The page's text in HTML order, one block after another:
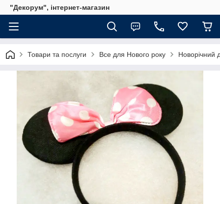
"Декорум", інтернет-магазин
Товари та послуги Все для Нового року Новорічний